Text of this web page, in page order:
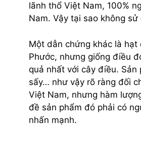
lãnh thổ Việt Nam, 100%
Nam. Vậy tại sao không
Một dẫn chứng khác là
Phước, nhưng giống điều
quả nhất với cây điều.
sấy… như vậy rõ ràng đối
Việt Nam, nhưng hàm
đề sản phẩm đó phải có
nhấn mạnh.